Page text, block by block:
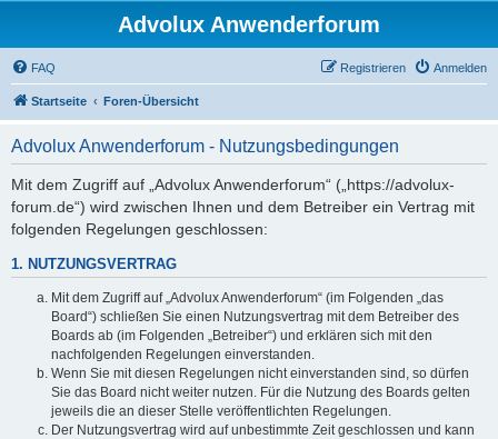
Advolux Anwenderforum
FAQ Anmelden
Registrieren
Startseite Foren-Übersicht
Advolux Anwenderforum - Nutzungsbedingungen
Mit dem Zugriff auf „Advolux Anwenderforum“ („https://advolux-
forum.de“) wird zwischen Ihnen und dem Betreiber ein Vertrag mit
folgenden Regelungen geschlossen:
1. NUTZUNGSVERTRAG
Mit dem Zugriff auf „Advolux Anwenderforum“ (im Folgenden „das
Board“) schließen Sie einen Nutzungsvertrag mit dem Betreiber des
Boards ab (im Folgenden „Betreiber“) und erklären sich mit den
nachfolgenden Regelungen einverstanden.
Wenn Sie mit diesen Regelungen nicht einverstanden sind, so dürfen
Sie das Board nicht weiter nutzen. Für die Nutzung des Boards gelten
jeweils die an dieser Stelle veröffentlichten Regelungen.
Der Nutzungsvertrag wird auf unbestimmte Zeit geschlossen und kann